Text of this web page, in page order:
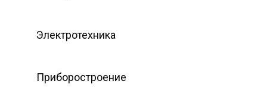
Электротехника
Приборостроение